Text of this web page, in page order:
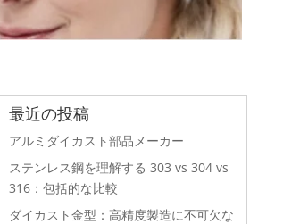
最近の投稿
アルミダイカスト部品メーカー
ステンレス鋼を理解する 303 vs 304 vs
316：包括的な比較
ダイカスト金型：高精度製造に不可欠な